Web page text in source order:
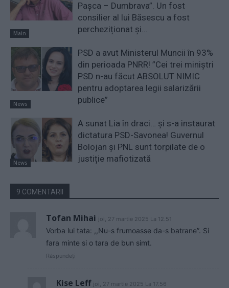
Main
Pașca – Dumbrava”. Un fost
consilier al lui Băsescu a fost
percheziționat și...
News
PSD a avut Ministerul Muncii în 93%
din perioada PNRR! ”Cei trei miniştri
PSD n-au făcut ABSOLUT NIMIC
pentru adoptarea legii salarizării
publice”
News
A sunat Lia în draci… și s-a instaurat
dictatura PSD-Savonea! Guvernul
Bolojan și PNL sunt torpilate de o
justiție mafiotizată
9 COMENTARII
Tofan Mihai joi, 27 martie 2025 La 12.51
Vorba lui tata: ,,Nu-s frumoasse da-s batrane”. Si
fara minte si o tara de bun simt.
Răspundeți
Kise Leff joi, 27 martie 2025 La 17.56